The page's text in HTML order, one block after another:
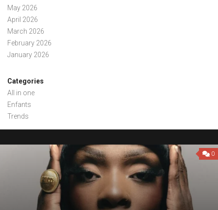
May 2026
April 2026
March 2026
February 2026
January 2026
Categories
All in one
Enfants
Trends
0